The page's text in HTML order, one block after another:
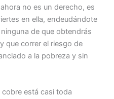
no es un derecho, es
en ella, endeudándote
de que obtendrás
que correr el riesgo de
a la pobreza y sin
está casi toda